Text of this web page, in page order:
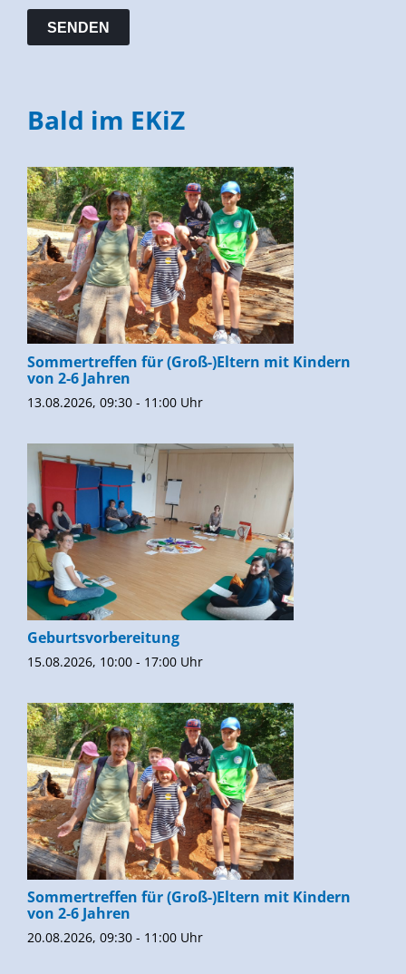
Bald im EKiZ
Sommertreffen für (Groß-)Eltern mit Kindern
von 2-6 Jahren
13.08.2026, 09:30 - 11:00 Uhr
Geburtsvorbereitung
15.08.2026, 10:00 - 17:00 Uhr
Sommertreffen für (Groß-)Eltern mit Kindern
von 2-6 Jahren
20.08.2026, 09:30 - 11:00 Uhr